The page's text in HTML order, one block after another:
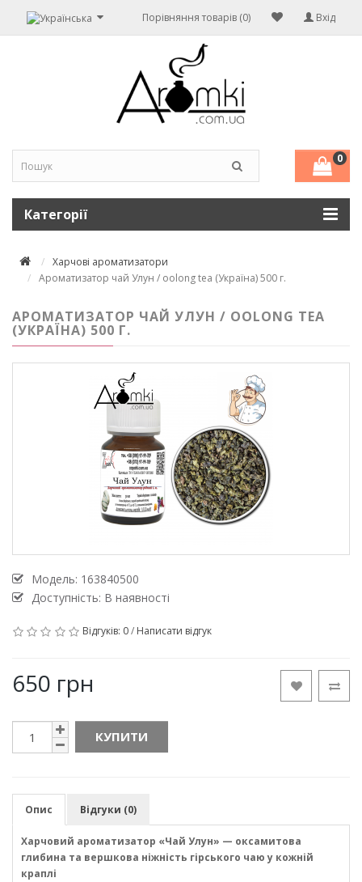
Вхід
Порівняння товарів (0)
0
Категорії
Харчові ароматизатори
Ароматизатор чай Улун / oolong tea (Україна) 500 г.
АРОМАТИЗАТОР ЧАЙ УЛУН / OOLONG TEA
(УКРАЇНА) 500 Г.
Модель: 163840500
Доступність: В наявності
Відгуків: 0/ Написати відгук
650 грн
КУПИТИ
Опис Відгуки (0)
Харчовий ароматизатор «Чай Улун» — оксамитова
глибина та вершкова ніжність гірського чаю у кожній
краплі